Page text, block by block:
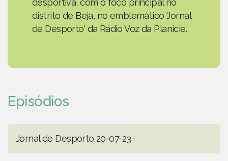
desportiva, com o foco principal no
distrito de Beja, no emblemático 'Jornal
de Desporto' da Rádio Voz da Planície.
Episódios
Jornal de Desporto 20-07-23